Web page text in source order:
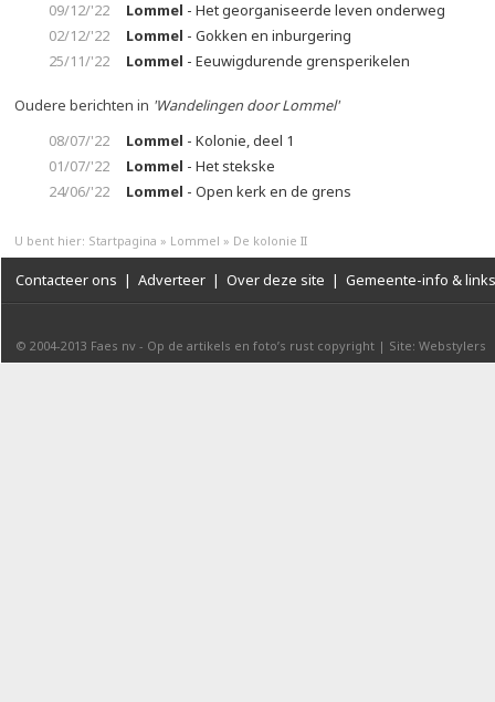
09/12/'22 Lommel - Het georganiseerde leven onderweg
02/12/'22
Lommel - Gokken en inburgering
25/11/'22
Lommel - Eeuwigdurende grensperikelen
Oudere berichten in 'Wandelingen door Lommel'
08/07/'22
Lommel - Kolonie, deel 1
01/07/'22
Lommel - Het stekske
24/06/'22
Lommel - Open kerk en de grens
U bent hier: Startpagina » Lommel » De kolonie II
Contacteer ons | Adverteer | Over deze site | Gemeente-info & links
© 2004-2013 Faes nv - Op de artikels en foto’s rust copyright | Site: Webstylers